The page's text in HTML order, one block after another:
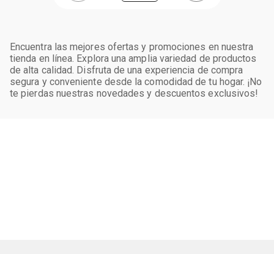
Encuentra las mejores ofertas y promociones en nuestra
tienda en línea. Explora una amplia variedad de productos
de alta calidad. Disfruta de una experiencia de compra
segura y conveniente desde la comodidad de tu hogar. ¡No
te pierdas nuestras novedades y descuentos exclusivos!